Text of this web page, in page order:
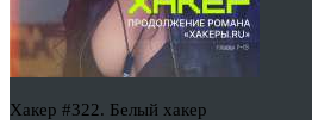
Хакер #322. Белый хакер